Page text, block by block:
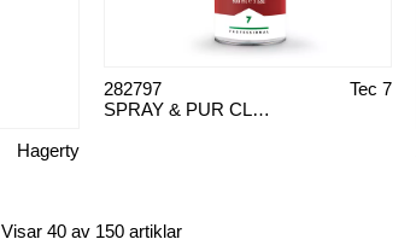
Hagerty
SPRAY & PUR CLEANER
Tec 7
282797
Visar 40 av 150 artiklar